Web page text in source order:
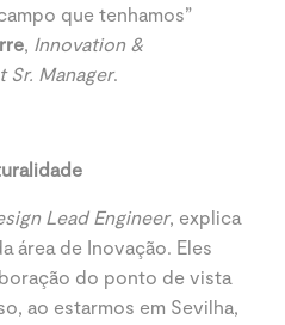
que tenhamos”
, Innovation &
Sr. Manager.
Lead Engineer, explica
área de Inovação. Eles
do ponto de vista
ao estarmos em Sevilha,